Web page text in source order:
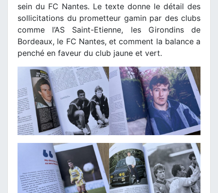
sein du FC Nantes. Le texte donne le détail des
sollicitations du prometteur gamin par des clubs
comme l’AS Saint-Etienne, les Girondins de
Bordeaux, le FC Nantes, et comment la balance a
penché en faveur du club jaune et vert.